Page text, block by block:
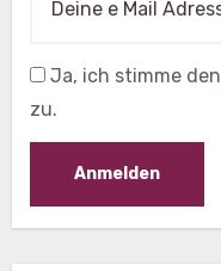
Ja, ich stimme den
zu.